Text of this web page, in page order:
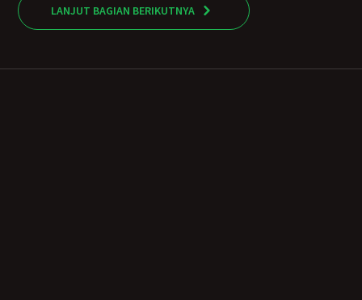
LANJUT BAGIAN BERIKUTNYA